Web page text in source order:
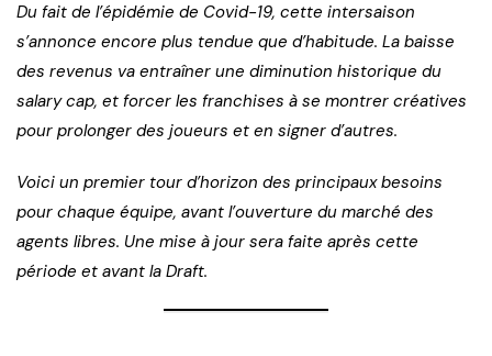
Du fait de l’épidémie de Covid-19, cette intersaison
s’annonce encore plus tendue que d’habitude. La baisse
des revenus va entraîner une diminution historique du
salary cap, et forcer les franchises à se montrer créatives
pour prolonger des joueurs et en signer d’autres.
Voici un premier tour d’horizon des principaux besoins
pour chaque équipe, avant l’ouverture du marché des
agents libres. Une mise à jour sera faite après cette
période et avant la Draft.